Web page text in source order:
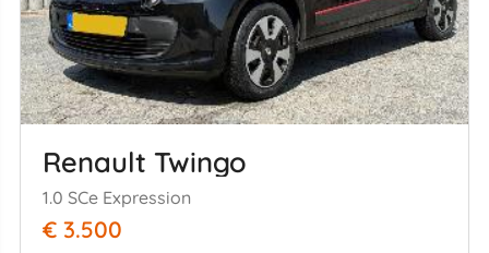
Renault Twingo
1.0 SCe Expression
€ 3.500